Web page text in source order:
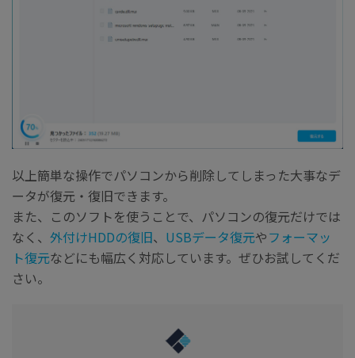
以上簡単な操作でパソコンから削除してしまった大事なデ
ータが復元・復旧できます。
また、このソフトを使うことで、パソコンの復元だけでは
なく、 外付けHDDの復旧、 USBデータ復元やフォーマッ
ト復元などにも幅広く対応しています。ぜひお試してくだ
さい。